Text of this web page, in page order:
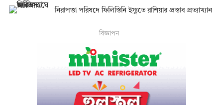
নিরাপত্তা পরিষদে ফিলিস্তিনি ইস্যুতে রাশিয়ার প্রস্তাব প্রত্যাখ্যান
বিজ্ঞাপন